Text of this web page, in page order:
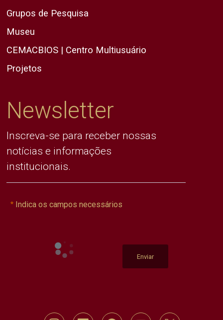
Grupos de Pesquisa
Museu
CEMACBIOS | Centro Multiusuário
Projetos
Newsletter
Inscreva-se para receber nossas
notícias e informações
institucionais.
Indica os campos necessários
Enviar